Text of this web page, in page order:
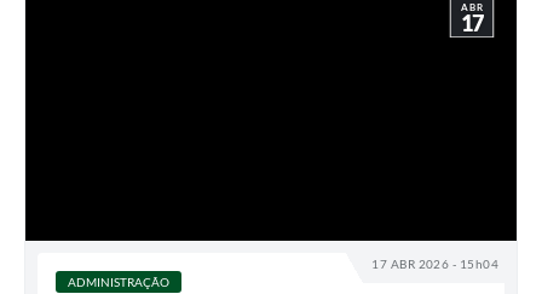
17 ABR 2026 - 15h04
ABR
17
ADMINISTRAÇÃO